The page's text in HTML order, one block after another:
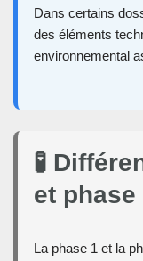
Dans certains
des éléments
environnemental
🧪
et phase
La phase 1 et la